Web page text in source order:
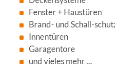
Fenster + Haustüren
Brand- und Schall-
Innentüren
Garagentore
und vieles mehr ...